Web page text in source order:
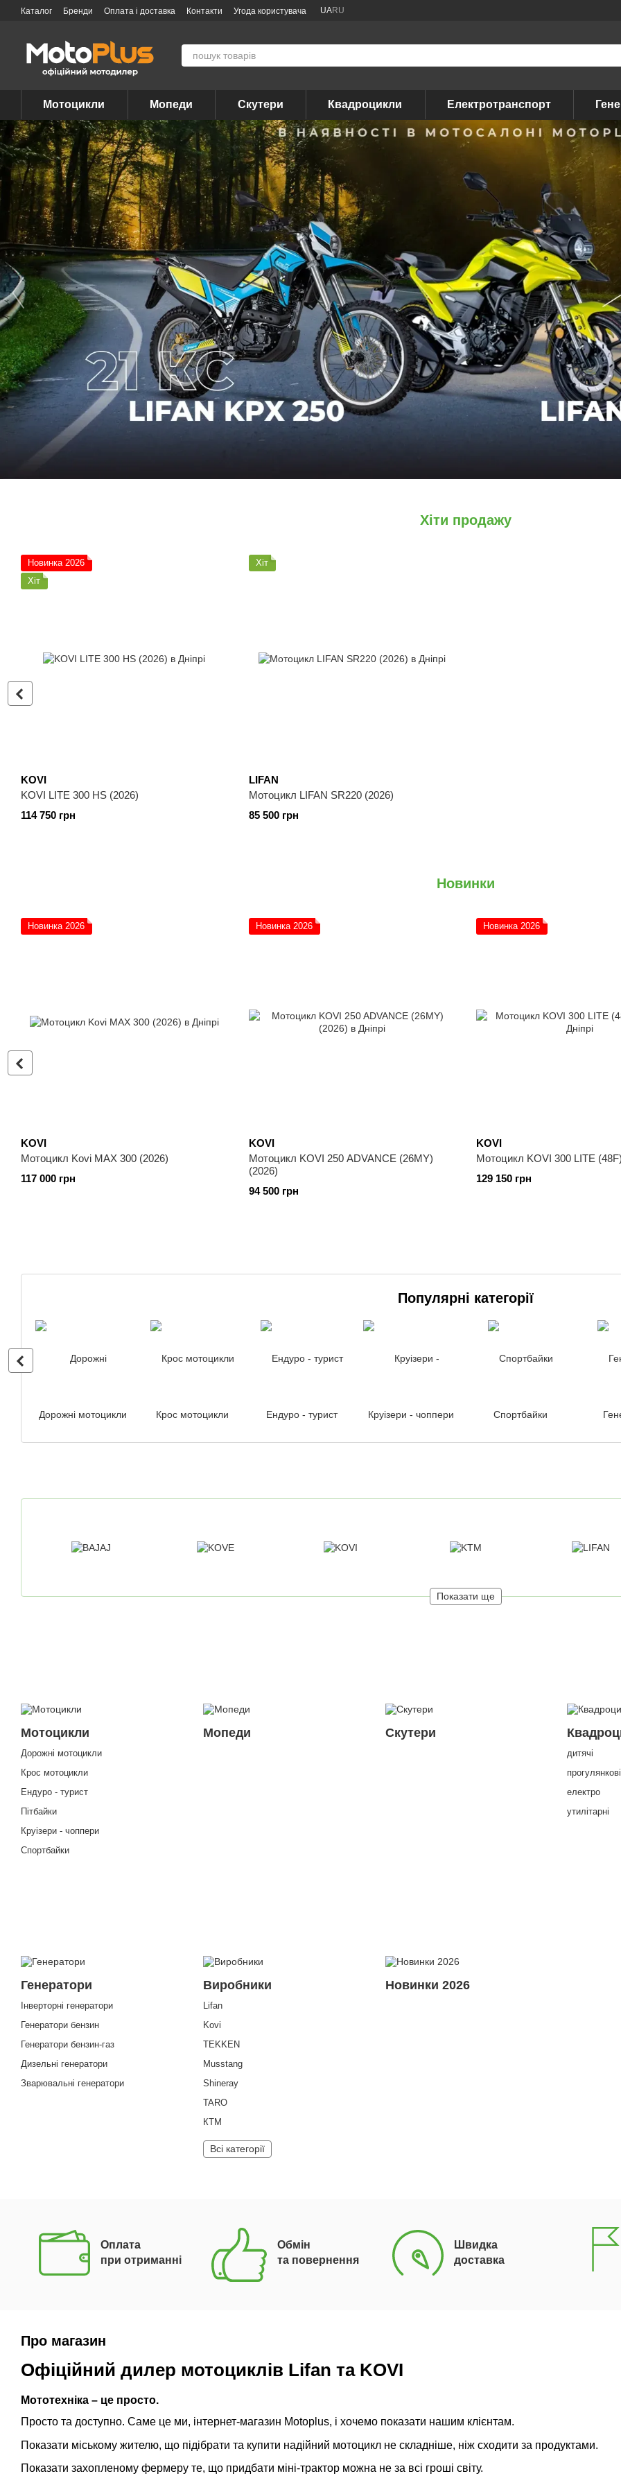
Перейти до основного контенту
Каталог Бренди Оплата і доставка Контакти Угода користувача UARU
Мотоцикли Мопеди Скутери Квадроцикли Електротранспорт
Хіти продажу
Новинка 2026
Хіт
KOVI
KOVI LITE 300 HS (2026)
114 750 грн
Хіт
LIFAN
Мотоцикл LIFAN SR220 (2026)
85 500 грн
Новинки
Новинка 2026
KOVI
Мотоцикл Kovi MAX 300 (2026)
117 000 грн
Новинка 2026
KOVI
Мотоцикл KOVI 250 ADVANCE (26MY)
(2026)
94 500 грн
Новинка 2026
KOVI
Мотоцикл KOVI 300 LITE
129 150 грн
Популярні категорії
Дорожні мотоцикли Крос мотоцикли Ендуро - турист Круізери - чоппери Спортбайки
Показати ще
Мотоцикли
Дорожні мотоцикли
Крос мотоцикли
Ендуро - турист
Пітбайки
Круізери - чоппери
Спортбайки
Мопеди Скутери
дитячі
прогулянкові
електро
утилітарні
Генератори
Інверторні генератори
Генератори бензин
Генератори бензин-газ
Дизельні генератори
Зварювальні генератори
Виробники
Lifan
Kovi
TEKKEN
Musstang
Shineray
TARO
КТМ
Всі категорії
Новинки 2026
Оплата
при отриманні
Обмін
та повернення
Швидка
доставка
Про магазин
Офіційний дилер мотоциклів Lifan та KOVI
Мототехніка – це просто.
Просто та доступно. Саме це ми, інтернет-магазин Motoplus, і хочемо показати нашим клієнтам.
Показати міському жителю, що підібрати та купити надійний мотоцикл не складніше, ніж сходити за продуктами.
Показати захопленому фермеру те, що придбати міні-трактор можна не за всі гроші світу.